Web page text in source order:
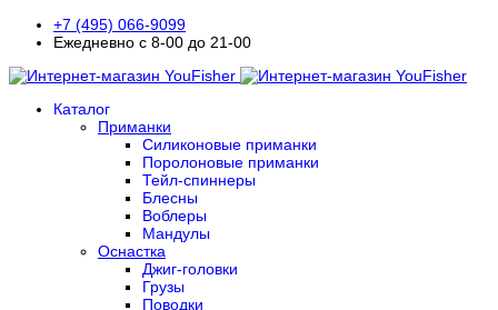
+7 (495) 066-9099
Ежедневно с 8-00 до 21-00
Каталог
Приманки
Силиконовые приманки
Поролоновые приманки
Тейл-спиннеры
Блесны
Воблеры
Мандулы
Оснастка
Джиг-головки
Грузы
Поводки